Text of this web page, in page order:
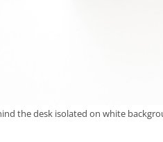
the desk isolated on white